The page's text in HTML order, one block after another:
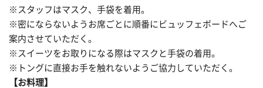
※スタッフはマスク、手袋を着用。
※密にならないようお席ごとに順番にビュッフェボードへご
案内させていただく。
※スイーツをお取りになる際はマスクと手袋の着用。
※トングに直接お手を触れないようご協力していただく。
【お料理】